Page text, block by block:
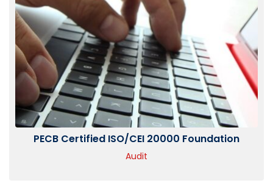
PECB Certified ISO/CEI 20000 Foundation
Audit